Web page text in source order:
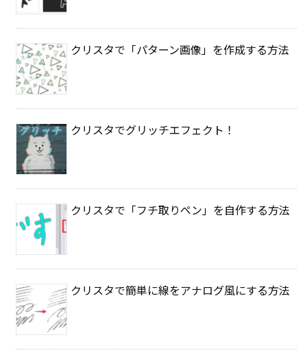
クリスタで「パターン画像」を作成する方法
クリスタでグリッチエフェクト！
クリスタで「フチ取りペン」を自作する方法
クリスタで簡単に線をアナログ風にする方法